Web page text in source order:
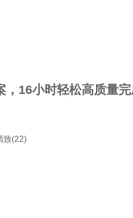
16小时轻松高质量
致(22)